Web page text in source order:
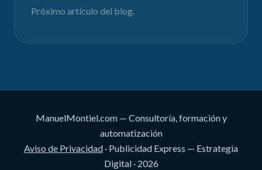
Próximo artículo del blog.
ManuelMontiel.com — Consultoría, formación y
automatización
Aviso de Privacidad · Publicidad Express — Estrategia
Digital · 2026